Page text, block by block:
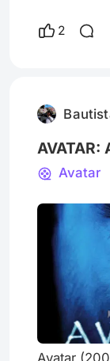
- $2,200
china
clásicos
2
AVATAR:
Avatar
Avatar